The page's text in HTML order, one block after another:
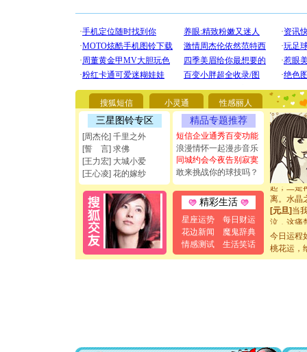
搜狐短信 小灵通 性感丽人
三星图铃专区
[周杰伦] 千里之外
[誓 言] 求佛
[王力宏] 大城小爱
[王心凌] 花的嫁纱
精品专题推荐
短信企业通秀百变功能
浪漫情怀一起漫步音乐
同城约会今夜告别寂寞
敢来挑战你的球技吗？
精彩生活
星座运势
每日财运
花边新闻
魔鬼辞典
情感测试
生活笑话
[圣诞节]
你太多
要平安
[圣诞节]
能正大光
都要快乐
[圣诞节]
如意,快
[元旦]看
断电。
你是我专
[元旦]如
起；二是
离。水晶
[元旦]当
泣，这痛
[春节]风
颜！冬去
[圣诞节]
今日运程
桃花运，